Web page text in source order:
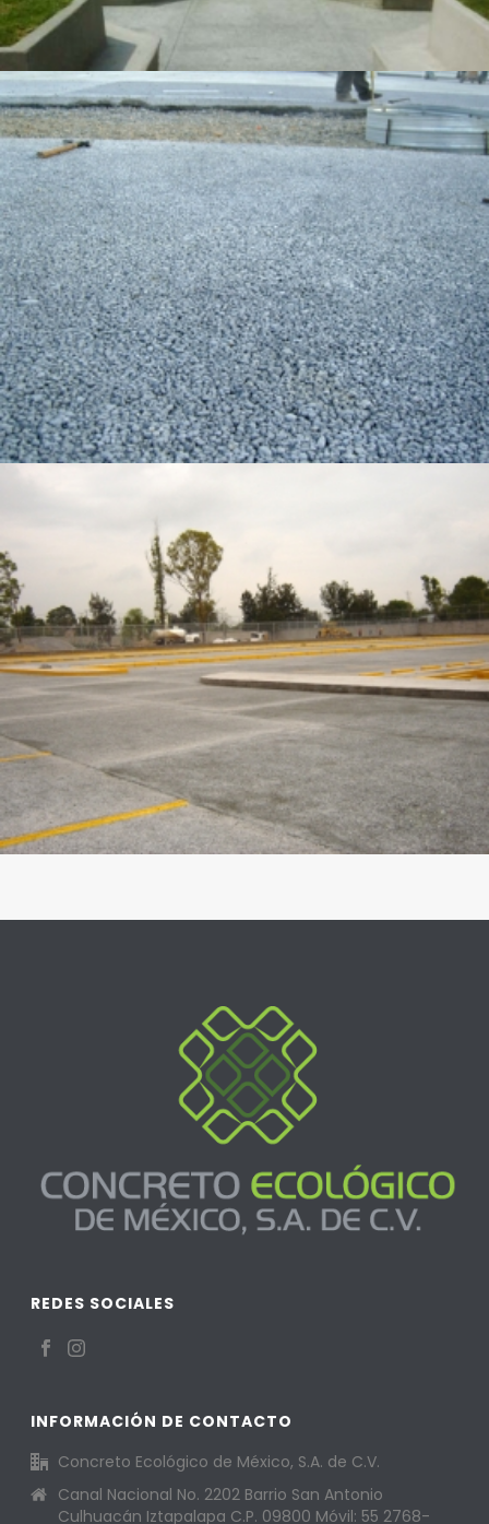
REDES SOCIALES
INFORMACIÓN DE CONTACTO
Concreto Ecológico de México, S.A. de C.V.
Canal Nacional No. 2202 Barrio San Antonio
Culhuacán Iztapalapa C.P. 09800 Móvil: 55 2768-